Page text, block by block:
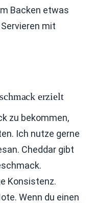
Backen etwas
mit
erzielt
zu bekommen,
Ich nutze gerne
Cheddar gibt
Konsistenz.
Wenn du einen